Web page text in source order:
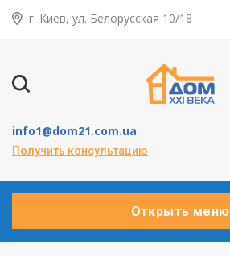
г. Киев, ул. Белорусская 10/18
info1@dom21.com.ua
Получить консультацию
Открыть меню
← Назад
Пластиковые окна
Алюминевые окна